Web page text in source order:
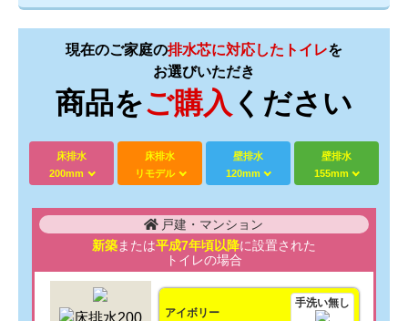
現在のご家庭の排水芯に対応したトイレを
お選びいただき
商品をご購入 ください
床排水
200mm
床排水
リモデル
壁排水
120mm
壁排水
155mm
戸建・マンション
新築または平成7年頃以降に設置された
トイレの場合
手洗い無し
アイボリー